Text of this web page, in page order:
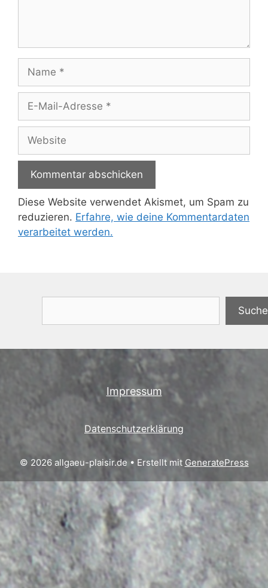
Mail-
Adresse
Diese Website verwendet Akismet, um Spam zu
reduzieren. Erfahre, wie deine Kommentardaten
verarbeitet werden.
Impressum
Datenschutzerklärung
© 2026 allgaeu-plaisir.de • Erstellt mit GeneratePress